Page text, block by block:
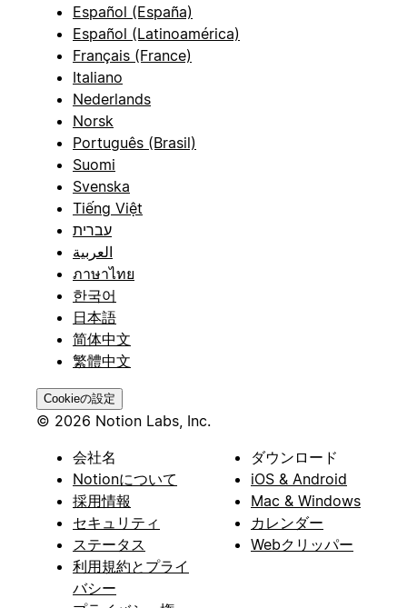
Español (España)
Español (Latinoamérica)
Français (France)
Italiano
Nederlands
Norsk
Português (Brasil)
Suomi
Svenska
Tiếng Việt
עברית
العربية
ภาษาไทย
한국어
日本語
简体中文
繁體中文
Cookieの設定
© 2026 Notion Labs, Inc.
会社名
Notionについて
採用情報
セキュリティ
ステータス
利用規約とプライ
バシー
ダウンロード
iOS & Android
Mac & Windows
カレンダー
Webクリッパー